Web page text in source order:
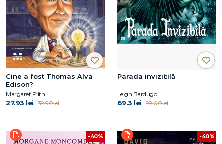
Cine a fost Thomas Alva
Edison?
Margaret Frith
27.93 lei 39.90 lei
Parada invizibilă
Leigh Bardugo
69.3 lei 99.00 lei
-40% -40%